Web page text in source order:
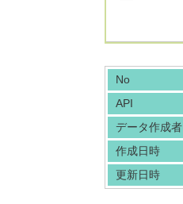
No
API
データ作成者
作成日時
更新日時